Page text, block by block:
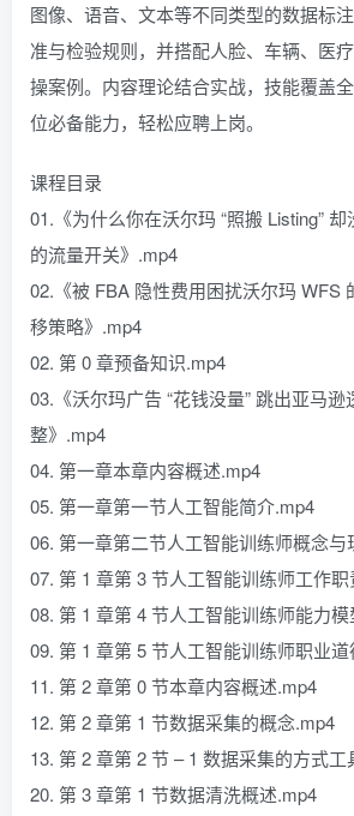
图像、语音、文本等不同类型的数据标
准与检验规则，并搭配人脸、车辆、医
操案例。内容理论结合实战，技能覆盖
位必备能力，轻松应聘上岗。
课程目录
01.《为什么你在沃尔玛 “照搬 Listing”
的流量开关》.mp4
02.《被 FBA 隐性费用困扰沃尔玛 WFS
移策略》.mp4
02. 第 0 章预备知识.mp4
03.《沃尔玛广告 “花钱没量” 跳出亚马
整》.mp4
04. 第一章本章内容概述.mp4
05. 第一章第一节人工智能简介.mp4
06. 第一章第二节人工智能训练师概念与
07. 第 1 章第 3 节人工智能训练师工作
08. 第 1 章第 4 节人工智能训练师能力
09. 第 1 章第 5 节人工智能训练师职业
11. 第 2 章第 0 节本章内容概述.mp4
12. 第 2 章第 1 节数据采集的概念.mp4
13. 第 2 章第 2 节 – 1 数据采集的方式工
20. 第 3 章第 1 节数据清洗概述.mp4